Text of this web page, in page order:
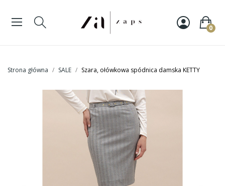
0
Strona główna SALE Szara, ołówkowa spódnica damska KETTY